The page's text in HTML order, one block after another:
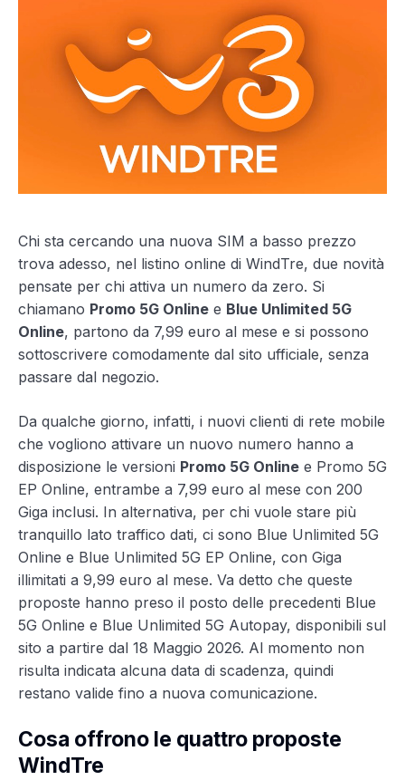
Chi sta cercando una nuova SIM a basso prezzo
trova adesso, nel listino online di WindTre, due novità
pensate per chi attiva un numero da zero. Si
chiamano Promo 5G Online e Blue Unlimited 5G
Online, partono da 7,99 euro al mese e si possono
sottoscrivere comodamente dal sito ufficiale, senza
passare dal negozio.
Da qualche giorno, infatti, i nuovi clienti di rete mobile
che vogliono attivare un nuovo numero hanno a
disposizione le versioni Promo 5G Online e Promo 5G
EP Online, entrambe a 7,99 euro al mese con 200
Giga inclusi. In alternativa, per chi vuole stare più
tranquillo lato traffico dati, ci sono Blue Unlimited 5G
Online e Blue Unlimited 5G EP Online, con Giga
illimitati a 9,99 euro al mese. Va detto che queste
proposte hanno preso il posto delle precedenti Blue
5G Online e Blue Unlimited 5G Autopay, disponibili sul
sito a partire dal 18 Maggio 2026. Al momento non
risulta indicata alcuna data di scadenza, quindi
restano valide fino a nuova comunicazione.
Cosa offrono le quattro proposte
WindTre